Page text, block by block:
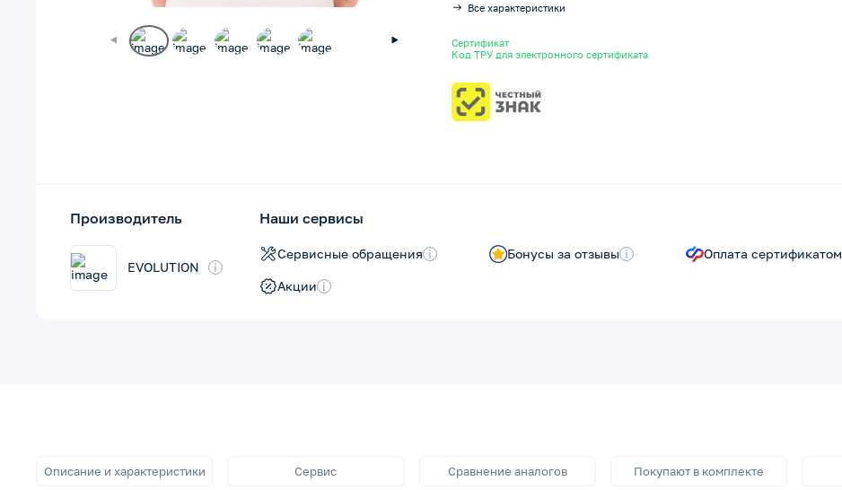
Все характеристики
Сертификат
Код ТРУ для электронного сертификата
Производитель
EVOLUTION i
Наши сервисы
Сервисные обращения i Бонусы за отзывы i Оплата
Акции i
Описание и характеристики Сервис Сравнение аналогов Покупают в комплекте